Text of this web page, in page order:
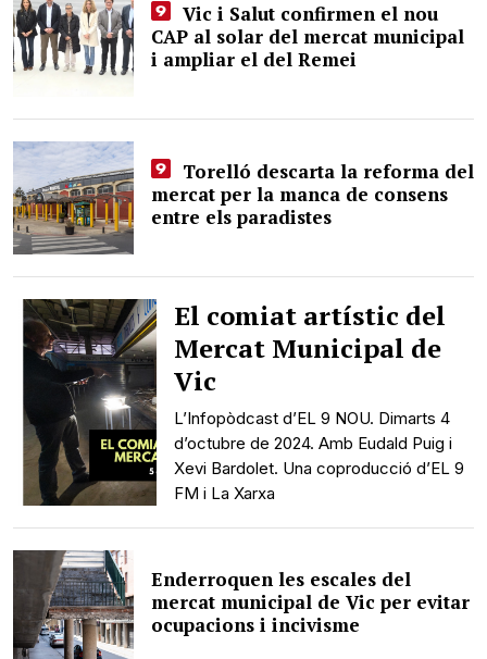
Vic i Salut confirmen el nou
CAP al solar del mercat municipal
i ampliar el del Remei
Torelló descarta la reforma del
mercat per la manca de consens
entre els paradistes
El comiat artístic del
Mercat Municipal de
Vic
L’Infopòdcast d’EL 9 NOU. Dimarts 4
d’octubre de 2024. Amb Eudald Puig i
Xevi Bardolet. Una coproducció d’EL 9
FM i La Xarxa
Enderroquen les escales del
mercat municipal de Vic per evitar
ocupacions i incivisme